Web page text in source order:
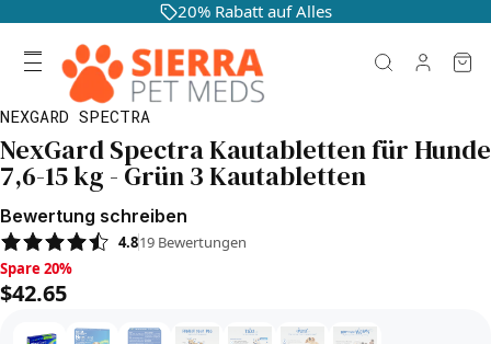
20% Rabatt auf Alles
NEXGARD SPECTRA
NexGard Spectra Kautabletten für Hunde
7,6-15 kg - Grün 3 Kautabletten
Bewertung schreiben
4.819 Bewertungen
Spare 20%, $42.65
Spare 20%
$42.65